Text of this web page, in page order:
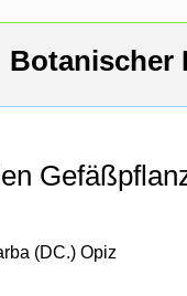
Botanischer
(DC.) Opiz